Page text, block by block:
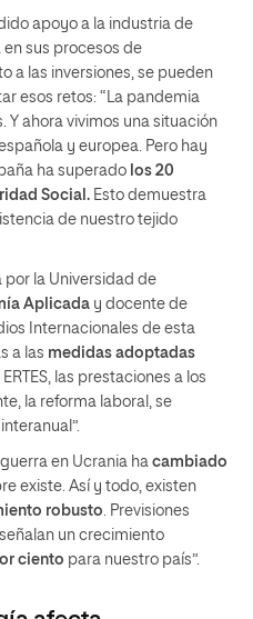
apoyo a la industria de
sus procesos de
a las inversiones, se pueden
esos retos: “La pandemia
Y ahora vivimos una situación
y europea. Pero hay
ha superado los 20
Social. Esto demuestra
de nuestro tejido
por la Universidad de
Aplicada y docente de
Internacionales de esta
a las medidas adoptadas
las prestaciones a los
la reforma laboral, se
en Ucrania ha cambiado
existe. Así y todo, existen
robusto. Previsiones
un crecimiento
ciento para nuestro país”.